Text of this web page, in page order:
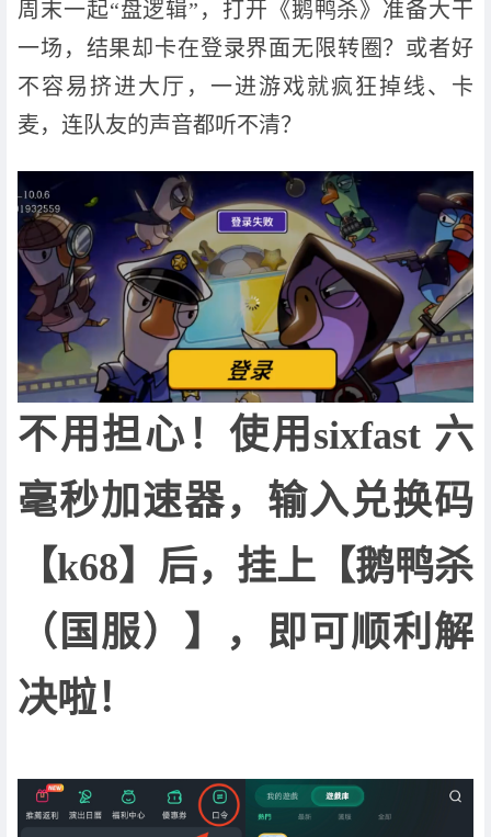
周末一起“盘逻辑”，打开《鹅鸭杀》准备大干
一场，结果却卡在登录界面无限转圈？或者好
不容易挤进大厅，一进游戏就疯狂掉线、卡
麦，连队友的声音都听不清？
不用担心！使用sixfast 六
毫秒加速器，输入兑换码
【k68】后，挂上【鹅鸭杀
（国服）】，即可顺利解
决啦！